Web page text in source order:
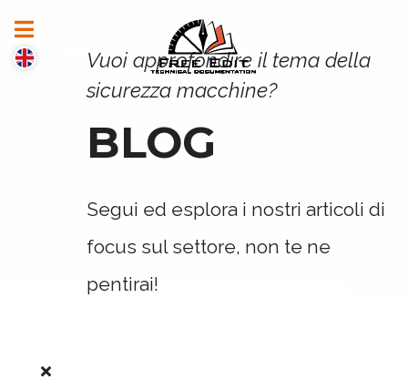
Vuoi approfondire il tema della
sicurezza macchine?
BLOG
Segui ed esplora i nostri articoli di
focus sul settore, non te ne
pentirai!